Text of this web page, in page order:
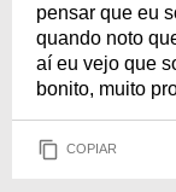
pensar que eu
quando noto
aí eu vejo que
bonito, muito
COPIAR